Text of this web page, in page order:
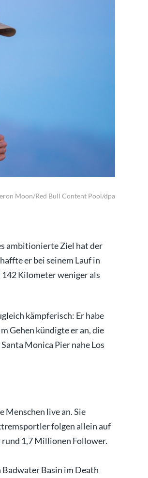
Moon/Red Bull Content Pool/dpa
ambitionierte Ziel hat der
er bei seinem Lauf in
Kilometer weniger als
kämpferisch: Er habe
Gehen kündigte er an, die
Monica Pier nahe Los
Menschen live an. Sie
folgen allein auf
1,7 Millionen Follower.
Badwater Basin im Death